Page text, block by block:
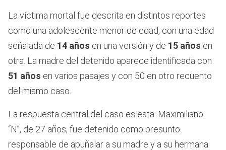
La víctima mortal fue descrita en distintos reportes
como una adolescente menor de edad, con una edad
señalada de 14 años en una versión y de 15 años en
otra. La madre del detenido aparece identificada con
51 años en varios pasajes y con 50 en otro recuento
del mismo caso.
La respuesta central del caso es esta: Maximiliano
“N”, de 27 años, fue detenido como presunto
responsable de apuñalar a su madre y a su hermana